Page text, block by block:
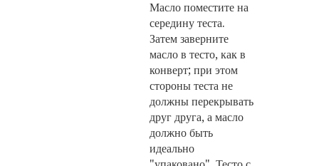
Масло поместите на
середину теста.
Затем заверните
масло в тесто, как в
конверт; при этом
стороны теста не
должны перекрывать
друг друга, а масло
должно быть
идеально